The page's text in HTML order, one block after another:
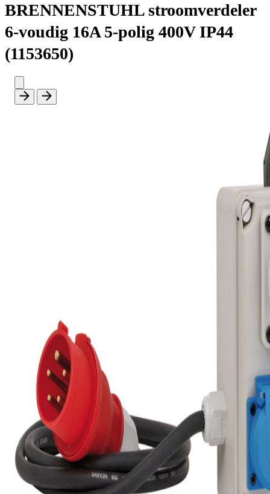
BRENNENSTUHL stroomverdeler
6-voudig 16A 5-polig 400V IP44
(1153650)